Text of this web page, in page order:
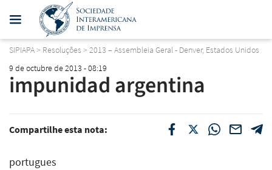
SIPIAPA> Resoluções > 2013 – Assembleia Geral - Denver, Estados Unidos
9 de octubre de 2013 - 08:19
impunidad argentina
Compartilhe esta nota:
portugues